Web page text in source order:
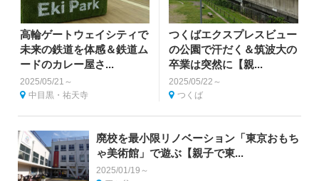
高輪ゲートウェイシティで
未来の鉄道を体感＆鉄道ム
ードのカレー屋さ...
2025/05/21～
中目黒・祐天寺
つくばエクスプレスビュー
の公園で汗だく＆筑波大の
卒業は突然に【親...
2025/05/22～
つくば
廃校を最小限リノベーション「東京おもち
ゃ美術館」で遊ぶ【親子で東...
2025/01/19～